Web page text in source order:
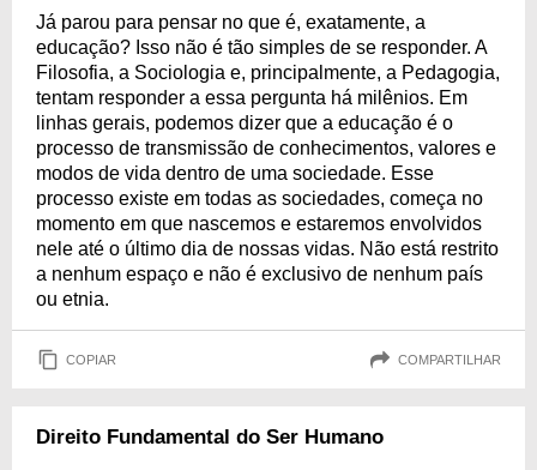
Já parou para pensar no que é, exatamente, a
educação? Isso não é tão simples de se responder. A
Filosofia, a Sociologia e, principalmente, a Pedagogia,
tentam responder a essa pergunta há milênios. Em
linhas gerais, podemos dizer que a educação é o
processo de transmissão de conhecimentos, valores e
modos de vida dentro de uma sociedade. Esse
processo existe em todas as sociedades, começa no
momento em que nascemos e estaremos envolvidos
nele até o último dia de nossas vidas. Não está restrito
a nenhum espaço e não é exclusivo de nenhum país
ou etnia.
COPIAR COMPARTILHAR
Direito Fundamental do Ser Humano